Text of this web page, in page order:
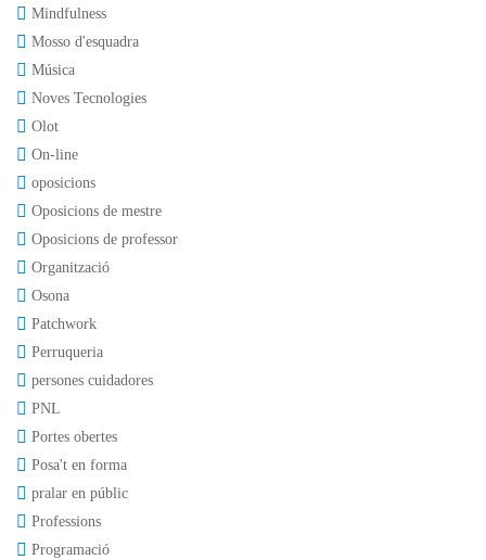
Mindfulness
Mosso d'esquadra
Música
Noves Tecnologies
Olot
On-line
oposicions
Oposicions de mestre
Oposicions de professor
Organització
Osona
Patchwork
Perruqueria
persones cuidadores
PNL
Portes obertes
Posa't en forma
pralar en públic
Professions
Programació